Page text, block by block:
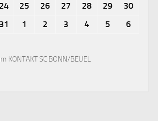
24
25 26 27 28 29
30
31
1 2 3 4 5 6
KONTAKT SC BONN/BEUEL